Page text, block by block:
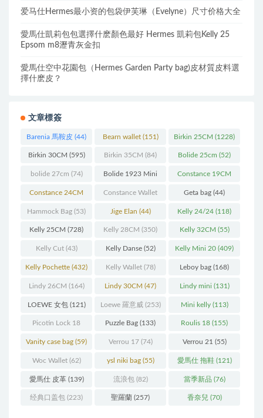
爱马仕Hermes最小资的包袋伊芙琳（Evelyne）尺寸价格大全
愛馬仕凱莉包包選擇什麽顏色最好 Hermes 凱莉包Kelly 25
Epsom m8瀝青灰金扣
愛馬仕空中花園包（Hermes Garden Party bag)皮材質皮料選
擇什麽皮？
文章標簽
Barenia 馬鞍皮 (44) Bearn wallet(151) Birkin 25CM (1228)
Birkin 30CM (595) Birkin 35CM (84) Bolide 25cm (52)
bolide 27cm (74) Bolide 1923 Mini
(93)
Constance 19CM
(571)
Constance 24CM
(216)
Constance Wallet
(60)
Geta bag (44)
Hammock Bag (53) Jige Elan (44) Kelly 24/24 (118)
Kelly 25CM (728) Kelly 28CM (350) Kelly 32CM (55)
Kelly Cut(43) Kelly Danse(52) Kelly Mini 20 (409)
Kelly Pochette (432) Kelly Wallet(78) Leboy bag (168)
Lindy 26CM (164) Lindy 30CM (47) Lindy mini (131)
LOEWE 女包(121) Loewe 羅意威(253) Mini kelly(113)
Picotin Lock 18
(202)
Puzzle Bag (133) Roulis 18 (155)
Vanity case bag (59) Verrou 17(74) Verrou 21 (55)
Woc Wallet(62) ysl niki bag(55) 愛馬仕 拖鞋(121)
愛馬仕 皮革(139) 流浪包(82) 當季新品 (76)
经典口盖包 (223) 聖羅蘭 (257) 香奈兒 (70)